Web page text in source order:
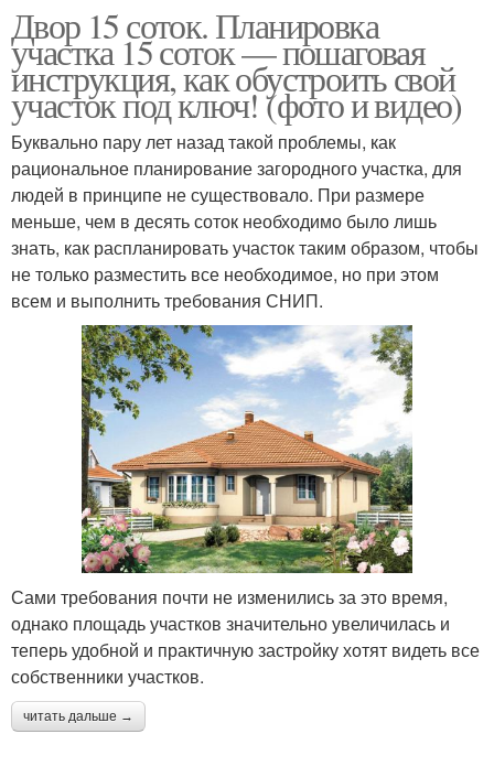
Двор 15 соток. Планировка
участка 15 соток — пошаговая
инструкция, как обустроить свой
участок под ключ! (фото и видео)
Буквально пару лет назад такой проблемы, как
рациональное планирование загородного участка, для
людей в принципе не существовало. При размере
меньше, чем в десять соток необходимо было лишь
знать, как распланировать участок таким образом, чтобы
не только разместить все необходимое, но при этом
всем и выполнить требования СНИП.
Сами требования почти не изменились за это время,
однако площадь участков значительно увеличилась и
теперь удобной и практичную застройку хотят видеть все
собственники участков.
читать дальше →